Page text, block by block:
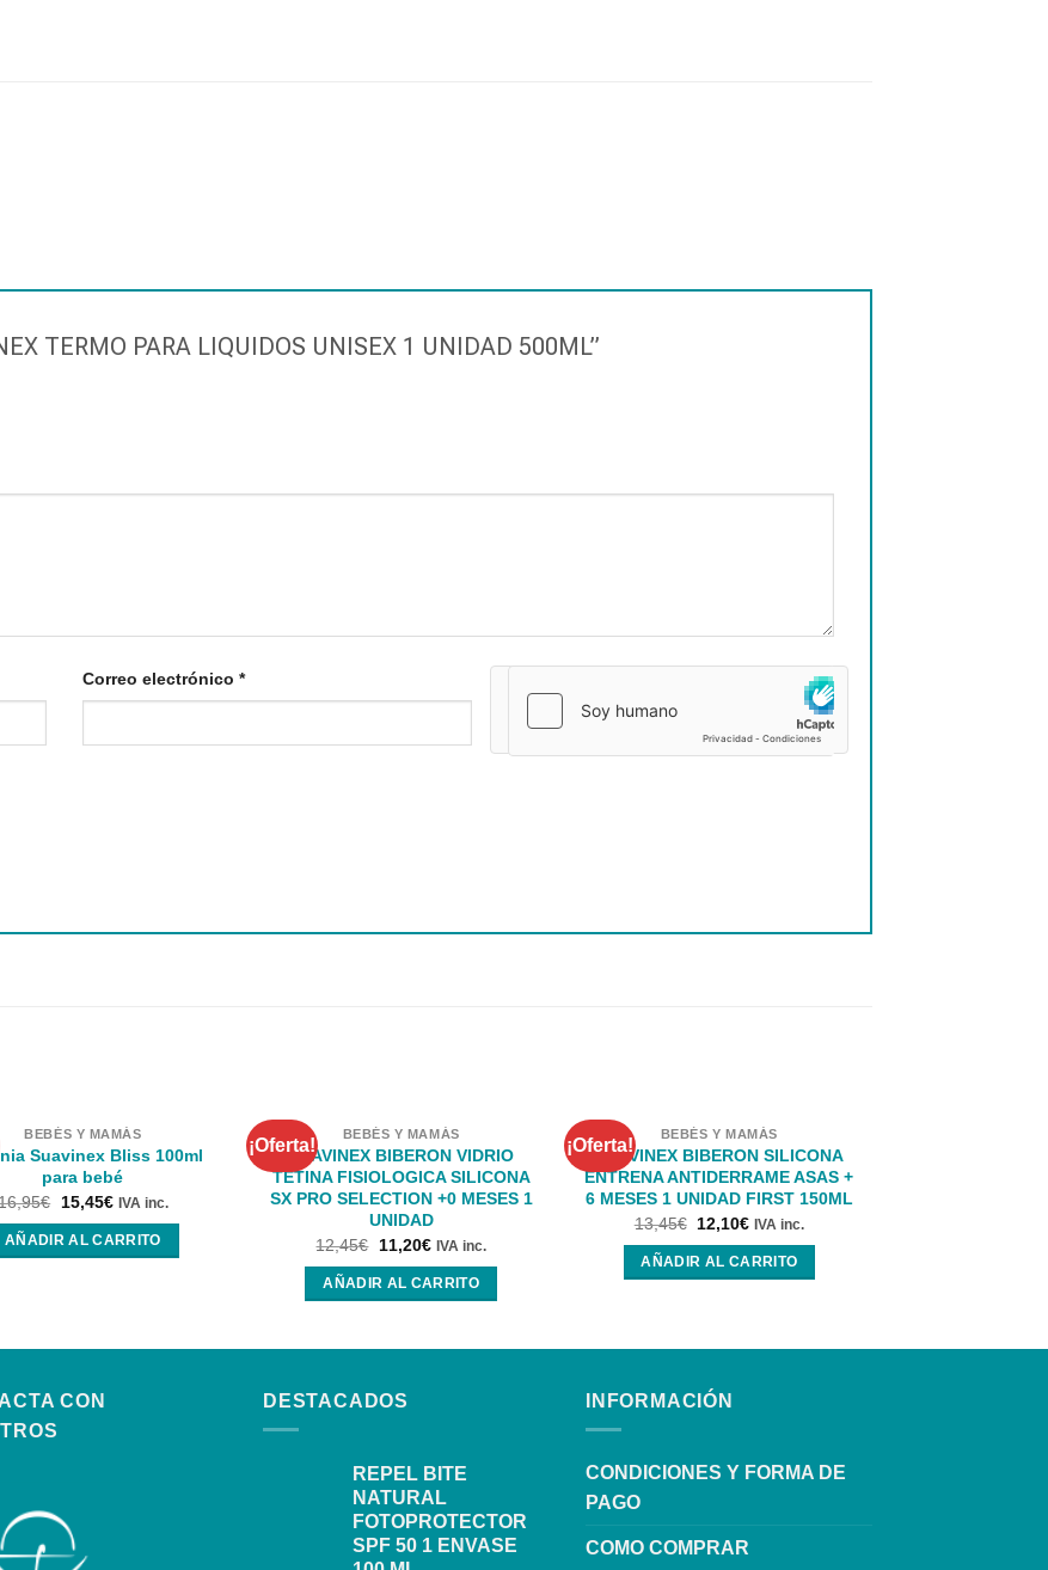
TERMO PARA LIQUIDOS UNISEX 1 UNIDAD 500ML”
Correo electrónico *
BEBÉS Y MAMÁS
Suavinex Bliss 100ml
para bebé
€ 15,45€ IVA inc.
AÑADIR AL CARRITO
¡Oferta!
BEBÉS Y MAMÁS
SUAVINEX BIBERON VIDRIO
TETINA FISIOLOGICA SILICONA
SX PRO SELECTION +0 MESES 1
UNIDAD
12,45€ 11,20€ IVA inc.
AÑADIR AL CARRITO
¡Oferta!
BEBÉS Y MAMÁS
SUAVINEX BIBERON SILICONA
ENTRENA ANTIDERRAME ASAS +
6 MESES 1 UNIDAD FIRST 150ML
13,45€ 12,10€ IVA inc.
AÑADIR AL CARRITO
CON
DESTACADOS
REPEL BITE
NATURAL
FOTOPROTECTOR
SPF 50 1 ENVASE
INFORMACIÓN
CONDICIONES Y FORMA DE
PAGO
COMO COMPRAR